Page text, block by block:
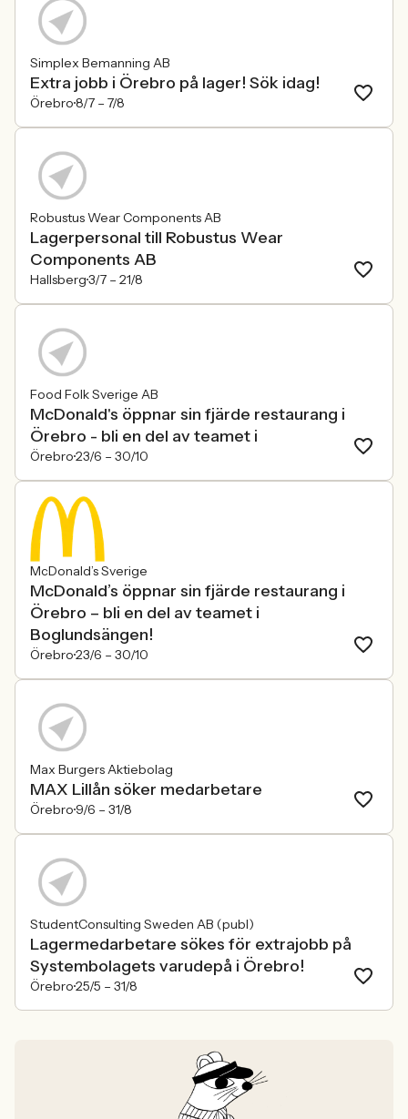
Simplex Bemanning AB
Extra jobb i Örebro på lager! Sök idag!
Örebro8/7 – 7/8
Robustus Wear Components AB
Lagerpersonal till Robustus Wear
Components AB
Hallsberg3/7 – 21/8
Food Folk Sverige AB
McDonald's öppnar sin fjärde restaurang i
Örebro - bli en del av teamet i
Örebro23/6 – 30/10
McDonald’s Sverige
McDonald’s öppnar sin fjärde restaurang i
Örebro – bli en del av teamet i
Boglundsängen!
Örebro23/6 – 30/10
Max Burgers Aktiebolag
MAX Lillån söker medarbetare
Örebro 9/6 – 31/8
StudentConsulting Sweden AB (publ)
Lagermedarbetare sökes för extrajobb på
Systembolagets varudepå i Örebro!
Örebro25/5 – 31/8